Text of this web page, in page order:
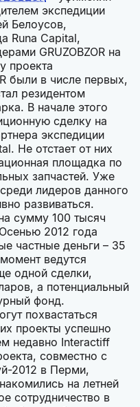
экспедиции
Белоусов,
Runa Capital,
GRUZOBZOR на
проекта
были в числе первых,
резидентом
В начале этого
сделку на
экспедиции
Не отстает от них
площадка по
запчастей. Уже
лидеров данного
развиваться.
сумму 100 тысяч
2012 года
частные деньги – 35
ведутся
одной сделки,
а потенциальный
фонд.
похвастаться
проекты успешно
недавно Interactiff
совместно с
2012 в Перми,
на летней
сотрудничество в